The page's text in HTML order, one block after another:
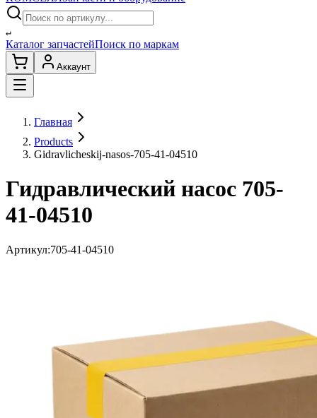
↵
Каталог запчастейПоиск по маркам
Аккаунт
Главная
Products
Gidravlicheskij-nasos-705-41-04510
Гидравлический насос 705-
41-04510
Артикул:705-41-04510